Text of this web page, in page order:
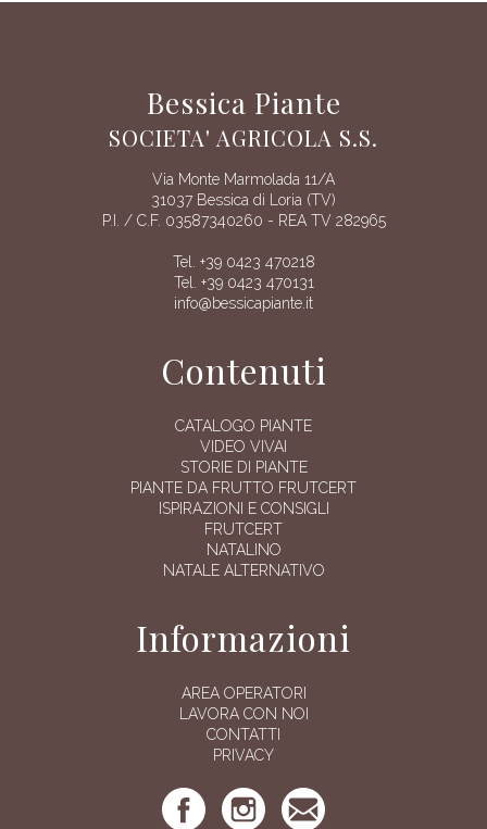
Bessica Piante
SOCIETA' AGRICOLA S.S.
Via Monte Marmolada 11/A
31037 Bessica di Loria (TV)
P.I. / C.F. 03587340260 - REA TV 282965
Tel. +39 0423 470218
Tel. +39 0423 470131
info@bessicapiante.it
Contenuti
CATALOGO PIANTE
VIDEO VIVAI
STORIE DI PIANTE
PIANTE DA FRUTTO FRUTCERT
ISPIRAZIONI E CONSIGLI
FRUTCERT
NATALINO
NATALE ALTERNATIVO
Informazioni
AREA OPERATORI
LAVORA CON NOI
CONTATTI
PRIVACY